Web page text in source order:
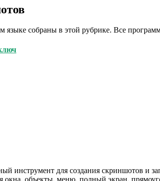
собраны в этой рубрике. Все
инструмент для создания скриншотов и
окна, объекты, меню, полный экран,